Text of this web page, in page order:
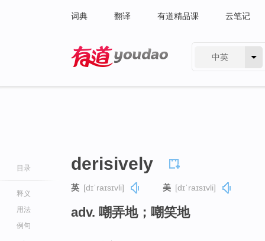
词典 翻译 有道精品课 云笔记
中英
目录
释义
用法
例句
derisively
英 [dɪˈraɪsɪvli] 美 [dɪˈraɪsɪvli]
adv. 嘲弄地；嘲笑地